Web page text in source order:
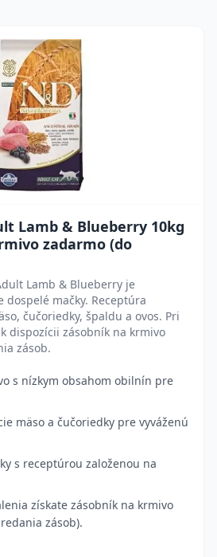
Lamb & Blueberry 10kg
zadarmo (do
Lamb & Blueberry je
mačky. Receptúra
čučoriedky, špaldu a ovos. Pri
dispozícii zásobník na krmivo
zásob.
s nízkym obsahom obilnín pre
mäso a čučoriedky pre vyváženú
s receptúrou založenou na
získate zásobník na krmivo
zásob).